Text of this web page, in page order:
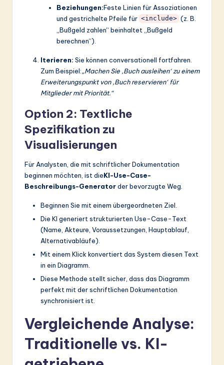
Beziehungen:Feste Linien für Assoziationen
und gestrichelte Pfeile für <include> (z. B.
„Bußgeld zahlen“ beinhaltet „Bußgeld
berechnen“).
Iterieren: Sie können conversationell fortfahren.
Zum Beispiel:„Machen Sie ‚Buch ausleihen‘ zu einem
Erweiterungspunkt von ‚Buch reservieren‘ für
Mitglieder mit Priorität.“
Option 2: Textliche
Spezifikation zu
Visualisierungen
Für Analysten, die mit schriftlicher Dokumentation
beginnen möchten, ist dieKI-Use-Case-
Beschreibungs-Generatorder bevorzugte Weg.
Beginnen Sie mit einem übergeordneten Ziel.
Die KI generiert strukturierten Use-Case-Text
(Name, Akteure, Voraussetzungen, Hauptablauf,
Alternativabläufe).
Mit einem Klick konvertiert das System diesen Text
in ein Diagramm.
Diese Methode stellt sicher, dass das Diagramm
perfekt mit der schriftlichen Dokumentation
synchronisiert ist.
Vergleichende Analyse:
Traditionelle vs. KI-